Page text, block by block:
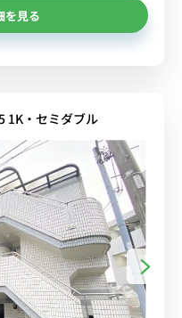
を見る
1K・セミダブル